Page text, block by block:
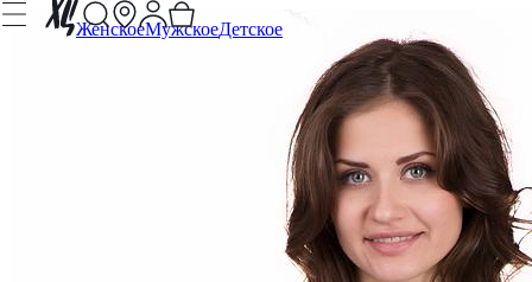
ЖенскоеМужскоеДетское